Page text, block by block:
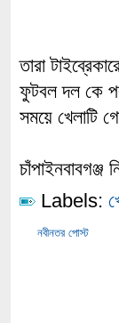
তারা
ফুটবল দল কে
সময়ে খেলাটি
Labels:
নবীনতর পোস্ট